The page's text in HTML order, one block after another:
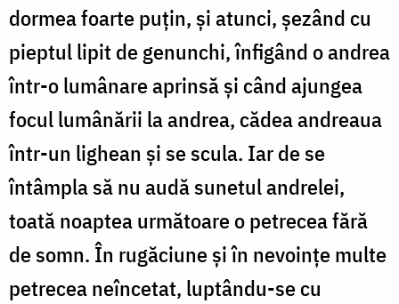
dormea foarte puțin, și atunci, șezând cu
pieptul lipit de genunchi, înfigând o andrea
într-o lumânare aprinsă și când ajungea
focul lumânării la andrea, cădea andreaua
într-un lighean și se scula. Iar de se
întâmpla să nu audă sunetul andrelei,
toată noaptea următoare o petrecea fără
de somn. În rugăciune și în nevoințe multe
petrecea neîncetat, luptându-se cu